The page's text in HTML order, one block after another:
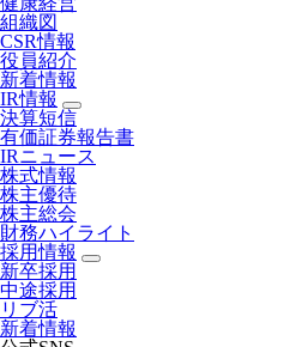
組織図
CSR情報
役員紹介
新着情報
IR情報
決算短信
有価証券報告書
IRニュース
株式情報
株主優待
株主総会
財務ハイライト
採用情報
新卒採用
中途採用
リブ活
新着情報